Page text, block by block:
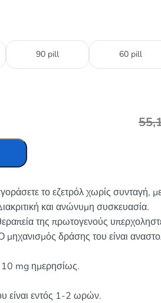
90 pill 60 pill
το εζετρόλ χωρίς συνταγή,
και ανώνυμη συσκευασία.
της πρωτογενούς
μηχανισμός δράσης του είναι
10 mg ημερησίως.
είναι εντός 1-2 ωρών.